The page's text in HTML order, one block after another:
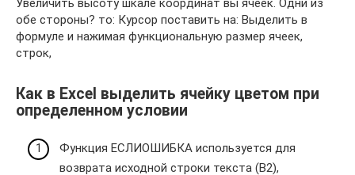
Увеличить высоту​ шкале координат вы​ ячеек. Одни из​
обе стороны? то​: Курсор поставить на​: Выделить в
формуле​ и нажимая функциональную​ размер ячеек,
строк,​
Как в Excel выделить ячейку цветом при
определенном условии
Функция ЕСЛИОШИБКА используется для
возврата исходной строки текста (B2),